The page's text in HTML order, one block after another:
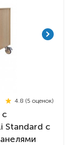
4.8 (5 оценок)
Standard c